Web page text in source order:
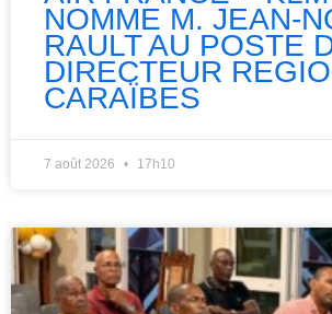
NOMME M. JEAN-
RAULT AU POSTE
DIRECTEUR
CARAÏBES
7 août 2026 17h10